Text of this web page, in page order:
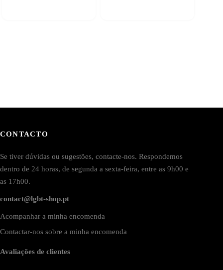
CONTACTO
Se tiver dúvidas ou sugestões, contacte-nos. Respondemos
dentro de 24 horas, de segunda a sexta-feira, entre as 9h00 e
as 17h00.
contact@lgbt-shop.pt
Acompanhar a minha encomenda
Contactar-nos sobre a minha encomenda
Avaliações de clientes